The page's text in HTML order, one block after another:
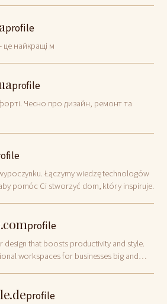
profile
найкращі м
profile
Чесно про дизайн, ремонт та
Łączymy wiedzę technologów
pomóc Ci stworzyć dom, który inspiruje.
profile
that boosts productivity and style.
workspaces for businesses big and
profile